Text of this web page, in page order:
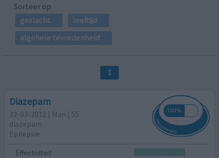
Sorteer op
geslacht
leeftijd
algehele tevredenheid
1
Diazepam
22-03-2012 | Man | 55
diazepam
Epilepsie
Effectiviteit